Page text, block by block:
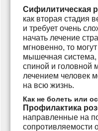
Сифилитическая
как вторая стадия
и требует очень
начать лечение
мгновенно, то
мышечная система,
спиной и головной
лечением человек
на всю жизнь.
Как не болеть или
Профилактика
направленные на
сопротивляемости